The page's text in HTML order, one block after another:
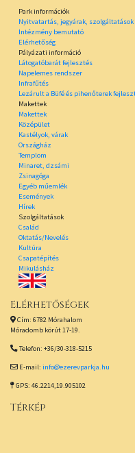
Park információk
Nyitvatartás, jegyárak, szolgáltatások
Intézmény bemutató
Elérhetőség
Pályázati információ
Látogatóbarát fejlesztés
Napelemes rendszer
Infrafűtés
Lezárult a Büfé és pihenőterek
Makettek
Makettek
Középület
Kastélyok, várak
Országház
Templom
Minaret, dzsámi
Zsinagóga
Egyéb műemlék
Események
Hírek
Szolgáltatások
Család
Oktatás/Nevelés
Kultúra
Csapatépítés
Mikulásház
Elérhetőségek
Cím: 6782 Mórahalom
Móradomb körút 17-19.
Telefon: +36/30-318-5215
E-mail: info@ezerevparkja.hu
GPS: 46.2214,19.905102
Térkép